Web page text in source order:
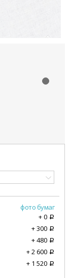
фото бумаг
+0 a
+300 a
+480 a
+2 600 a
+ 1 520 a